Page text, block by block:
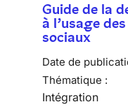
Guide de la
à l’usage
sociaux
Date de
Thématique :
Intégration